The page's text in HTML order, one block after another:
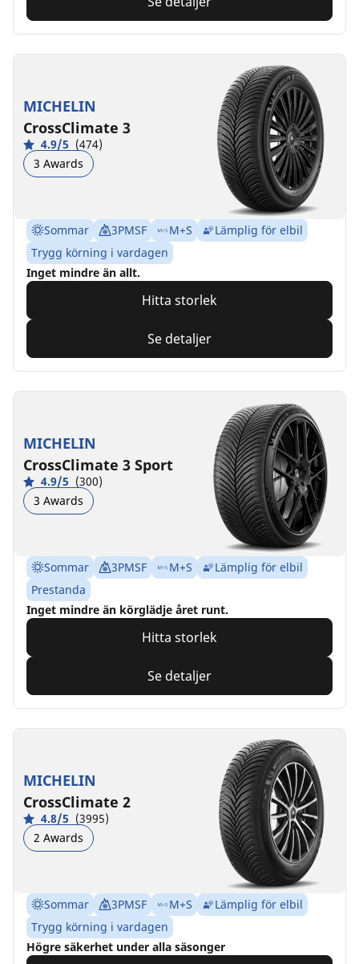
MICHELIN
CrossClimate 3
4.9/5 (474)
3 Awards
Sommar 3PMSF M+S
Lämplig för elbil
Trygg körning i vardagen
Inget mindre än allt.
Hitta storlek
Se detaljer
MICHELIN
CrossClimate 3 Sport
4.9/5 (300)
3 Awards
Sommar 3PMSF M+S
Lämplig för elbil
Prestanda
Inget mindre än körglädje året runt.
Hitta storlek
Se detaljer
MICHELIN
CrossClimate 2
4.8/5 (3995)
2 Awards
Sommar 3PMSF M+S
Lämplig för elbil
Trygg körning i vardagen
Högre säkerhet under alla säsonger